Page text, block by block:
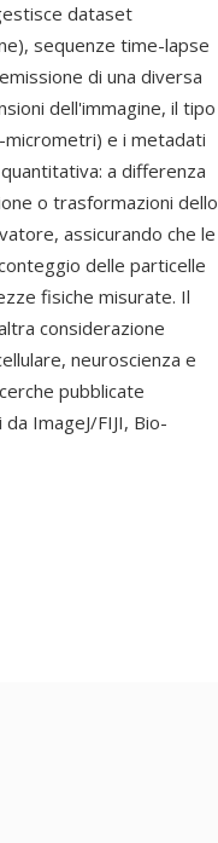
dataset
sequenze time-lapse
di una diversa
dell'immagine, il tipo
micrometri) e i metadati
a differenza
o trasformazioni dello
assicurando che le
delle particelle
fisiche misurate. Il
considerazione
neuroscienza e
pubblicate
ImageJ/FIJI, Bio-